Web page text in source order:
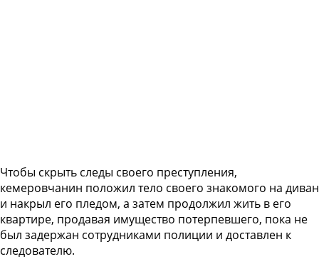
Чтобы скрыть следы своего преступления,
кемеровчанин положил тело своего знакомого на диван
и накрыл его пледом, а затем продолжил жить в его
квартире, продавая имущество потерпевшего, пока не
был задержан сотрудниками полиции и доставлен к
следователю.